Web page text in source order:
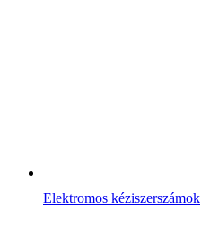
Elektromos kéziszerszámok